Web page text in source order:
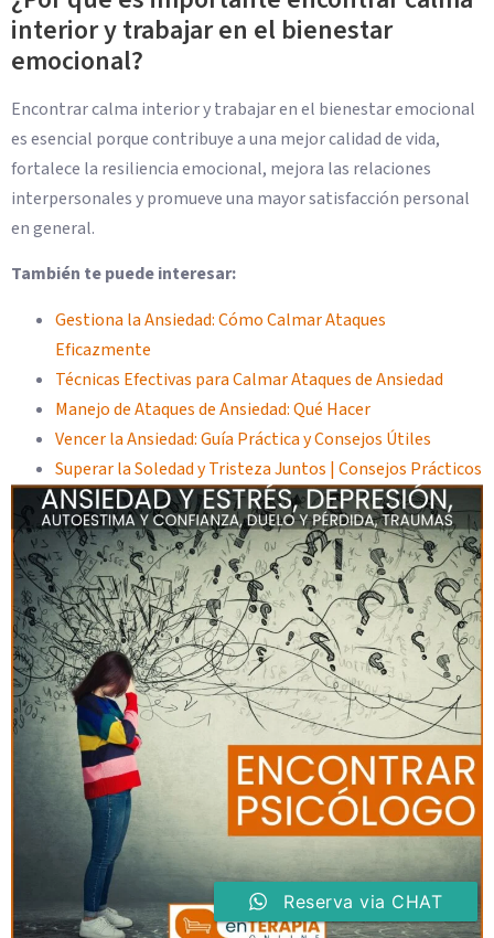
interior y trabajar en el bienestar
emocional?
Encontrar calma interior y trabajar en el bienestar emocional
es esencial porque contribuye a una mejor calidad de vida,
fortalece la resiliencia emocional, mejora las relaciones
interpersonales y promueve una mayor satisfacción personal
en general.
También te puede interesar:
Gestiona la Ansiedad: Cómo Calmar Ataques
Eficazmente
Técnicas Efectivas para Calmar Ataques de Ansiedad
Manejo de Ataques de Ansiedad: Qué Hacer
Vencer la Ansiedad: Guía Práctica y Consejos Útiles
Superar la Soledad y Tristeza Juntos | Consejos Prácticos
Reserva via CHAT